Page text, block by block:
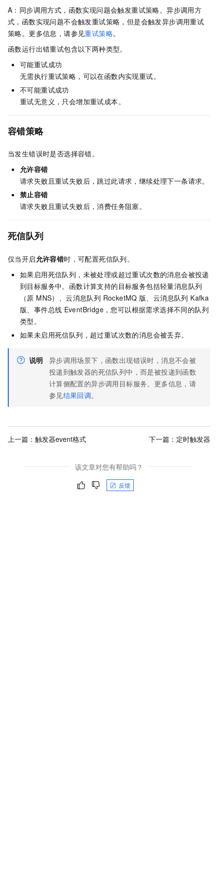
A：同步调用方式，函数实现问题会触发重试策略。异步调用方
式，函数实现问题不会触发重试策略，但是会触发异步调用重试
策略。更多信息，请参见重试策略。
函数运行出错重试包含以下两种类型。
可能重试成功
无需执行重试策略，可以在函数内实现重试。
不可能重试成功
重试无意义，只会增加重试成本。
容错策略
当发生错误时是否选择容错。
允许容错
请求失败且重试失败后，跳过此请求，继续处理下一条请求。
禁止容错
请求失败且重试失败后，消费任务阻塞。
死信队列
仅当开启允许容错时，可配置死信队列。
如果启用死信队列，未被处理或超过重试次数的消息会被投递
到目标服务中。函数计算支持的目标服务包括轻量消息队列
（原 MNS）
、云消息队列 RocketMQ 版、云消息队列 Kafka
版、事件总线 EventBridge，您可以根据需求选择不同的队列
类型。
如果未启用死信队列，超过重试次数的消息会被丢弃。
说明
异步调用场景下，函数出现错误时，消息不会被
投递到触发器的死信队列中，而是被投递到函数
计算侧配置的异步调用目标服务。更多信息，请
参见结果回调。
上一篇： 触发器event格式 下一篇： 定时触发器
该文章对您有帮助吗？
反馈